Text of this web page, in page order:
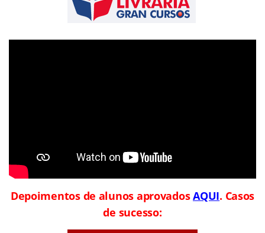
Depoimentos de alunos aprovadosAQUI. Casos
de sucesso: